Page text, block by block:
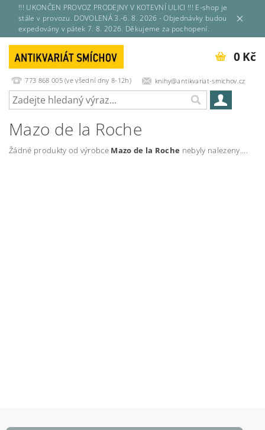
!!! UKONČEN PROVOZ PRODEJNY V KOTEVNÍ ULICI !!! E-shop je
stále v provozu. DOVOLENÁ 3.-6. 8. 2026 - Objednávky budou
expedovány v pátek 7. 8. 2026. Děkujeme za pochopení.
773 868 005 (ve všední dny 8-12h) knihy@antikvariat-smichov.cz
0 Kč
Mazo de la Roche
Žádné produkty od výrobce Mazo de la Roche nebyly nalezeny....